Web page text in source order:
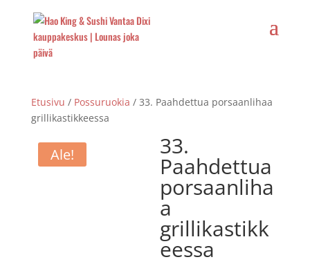
Etusivu / Possuruokia / 33. Paahdettua porsaanlihaa
grillikastikkeessa
Ale! 33.
Paahdettua
porsaanliha
a
grillikastikk
eessa